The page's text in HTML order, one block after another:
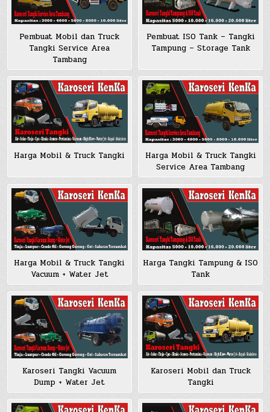
Pembuat Mobil dan Truck
Tangki Service Area
Tambang
Pembuat ISO Tank – Tangki
Tampung – Storage Tank
Harga Mobil & Truck Tangki
Harga Mobil & Truck Tangki
Service Area Tambang
Harga Mobil & Truck Tangki
Vacuum + Water Jet
Harga Tangki Tampung & ISO
Tank
Karoseri Tangki Vacuum
Dump + Water Jet
Karoseri Mobil dan Truck
Tangki